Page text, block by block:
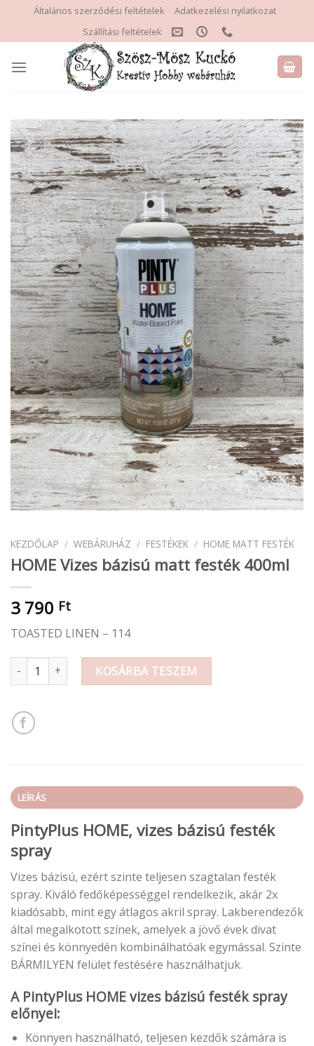
content
Általános szerződési feltételek
Adatkezelési nyilatkozat
Szállítási feltételek
KEZDŐLAP / WEBÁRUHÁZ / FESTÉKEK / HOME MATT FESTÉK
HOME Vizes bázisú matt festék 400ml
3 790 Ft
TOASTED LINEN – 114
HOME Vizes bázisú matt festék 400ml mennyiség
KOSÁRBA TESZEM
LEÍRÁS
PintyPlus HOME, vizes bázisú festék
spray
Vizes bázisú, ezért szinte teljesen szagtalan festék
spray. Kiváló fedőképességgel rendelkezik, akár 2x
kiadósabb, mint egy átlagos akril spray. Lakberendezők
által megalkotott színek, amelyek a jövő évek divat
színei és könnyedén kombinálhatóak egymással. Szinte
BÁRMILYEN felület festésére használhatjuk.
A PintyPlus HOME vizes bázisú festék spray
előnyei:
Könnyen használható, teljesen kezdők számára is